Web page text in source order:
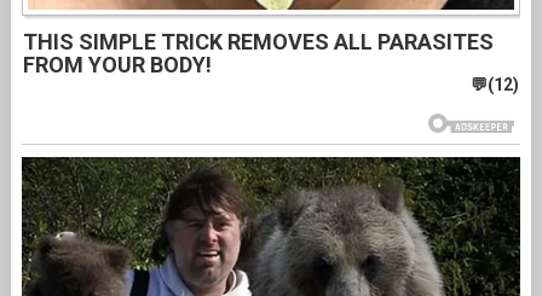
THIS SIMPLE TRICK REMOVES ALL PARASITES
FROM YOUR BODY!